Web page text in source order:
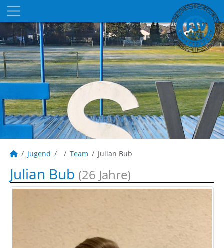
Jugend Team Julian Bub
Julian Bub (26 Jahre)